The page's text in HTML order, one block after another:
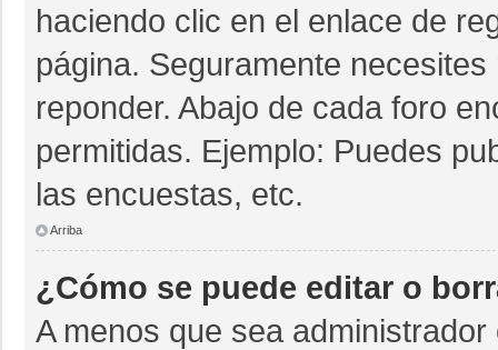
haciendo clic en el enlace de
página. Seguramente
reponder. Abajo de cada foro
permitidas. Ejemplo: Puedes
las encuestas, etc.
Arriba
¿Cómo se puede editar o
A menos que sea